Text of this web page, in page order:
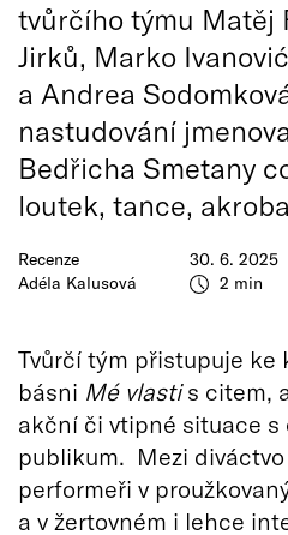
Recenze
Adéla Kalusová
30. 6. 2025
2 min
tvůrčího týmu Matěj
Jirků, Marko
a Andrea
nastudování
Bedřicha Smetany
loutek, tance,
Tvůrčí tým přistupuje ke
básni Mé vlastis citem,
akční či vtipné situace s
publikum. Mezi
performeři v
a v žertovném i lehce